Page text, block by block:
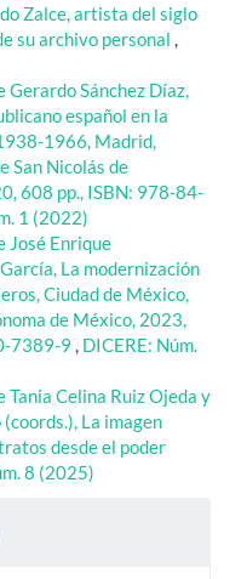
Zalce, artista del siglo
su archivo personal ,
Gerardo Sánchez Díaz,
español en la
1966, Madrid,
San Nicolás de
608 pp., ISBN: 978-84-
1 (2022)
José Enrique
La modernización
Ciudad de México,
de México, 2023,
7389-9 , DICERE: Núm.
Tania Celina Ruiz Ojeda y
La imagen
desde el poder
8 (2025)